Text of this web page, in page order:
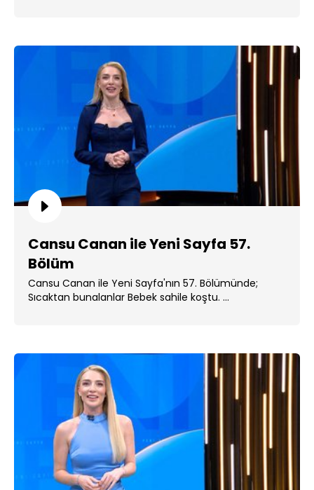
Cansu Canan ile Yeni Sayfa 57.
Bölüm
Cansu Canan ile Yeni Sayfa'nın 57. Bölümünde;
Sıcaktan bunalanlar Bebek sahile koştu. ...